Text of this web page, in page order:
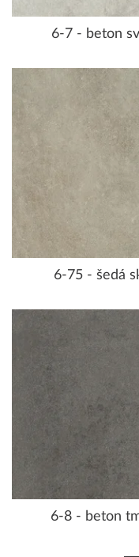
6-7 - beton
6-75 - šedá
6-8 - beton